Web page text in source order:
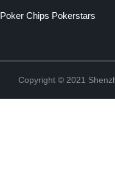
Poker Chips Pokerstars
Copyright © 2021